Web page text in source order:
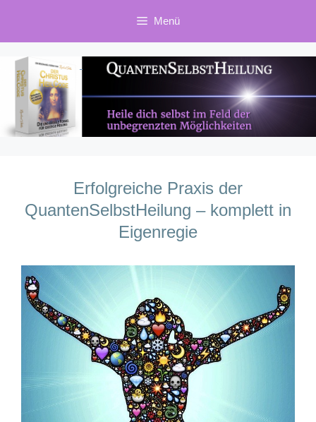
springen
Menü
Erfolgreiche Praxis der
QuantenSelbstHeilung – komplett in
Eigenregie